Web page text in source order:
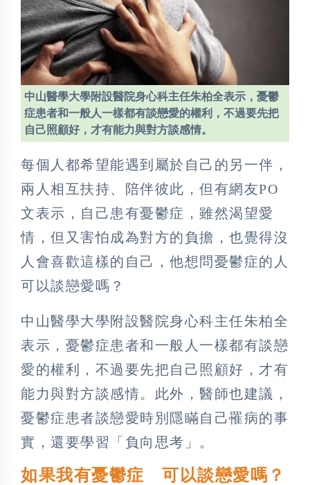
中山醫學大學附設醫院身心科主任朱柏全表示，憂鬱
症患者和一般人一樣都有談戀愛的權利，不過要先把
自己照顧好，才有能力與對方談感情。
每個人都希望能遇到屬於自己的另一伴，
兩人相互扶持、陪伴彼此，但有網友PO
文表示，自己患有憂鬱症，雖然渴望愛
情，但又害怕成為對方的負擔，也覺得沒
人會喜歡這樣的自己，他想問憂鬱症的人
可以談戀愛嗎？
中山醫學大學附設醫院身心科主任朱柏全
表示，憂鬱症患者和一般人一樣都有談戀
愛的權利，不過要先把自己照顧好，才有
能力與對方談感情。此外，醫師也建議，
憂鬱症患者談戀愛時別隱瞞自己罹病的事
實，還要學習「負向思考」。
如果我有憂鬱症 可以談戀愛嗎？